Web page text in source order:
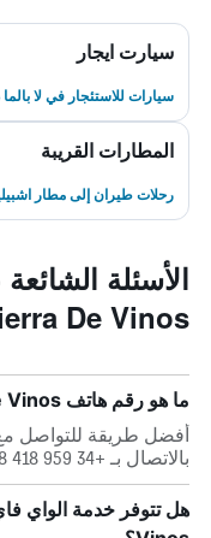
سيارت ايجار
سيارات للاستئجار في لا بالما
المطارات القريبة
رحلات طيران إلى مطار
De Vinos
ما هو رقم هاتف Hotel Leon Tierra De Vinos؟
بالاتصال بـ +34 959 418 008.